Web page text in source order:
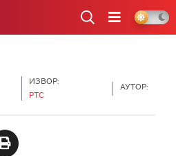
ИЗВОР:
РТС
АУТОР: